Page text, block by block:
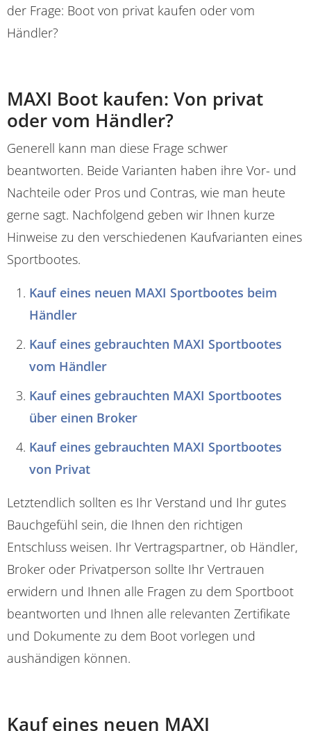
der Frage: Boot von privat kaufen oder vom
Händler?
MAXI Boot kaufen: Von privat
oder vom Händler?
Generell kann man diese Frage schwer
beantworten. Beide Varianten haben ihre Vor- und
Nachteile oder Pros und Contras, wie man heute
gerne sagt. Nachfolgend geben wir Ihnen kurze
Hinweise zu den verschiedenen Kaufvarianten eines
Sportbootes.
Kauf eines neuen MAXI Sportbootes beim
Händler
Kauf eines gebrauchten MAXI Sportbootes
vom Händler
Kauf eines gebrauchten MAXI Sportbootes
über einen Broker
Kauf eines gebrauchten MAXI Sportbootes
von Privat
Letztendlich sollten es Ihr Verstand und Ihr gutes
Bauchgefühl sein, die Ihnen den richtigen
Entschluss weisen. Ihr Vertragspartner, ob Händler,
Broker oder Privatperson sollte Ihr Vertrauen
erwidern und Ihnen alle Fragen zu dem Sportboot
beantworten und Ihnen alle relevanten Zertifikate
und Dokumente zu dem Boot vorlegen und
aushändigen können.
Kauf eines neuen MAXI